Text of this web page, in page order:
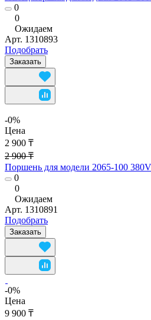
0
0
Ожидаем
Арт. 1310893
Подобрать
Заказать
-0%
Цена
2 900 ₸
2 900 ₸
Поршень для модели 2065-100
0
0
Ожидаем
Арт. 1310891
Подобрать
Заказать
-0%
Цена
9 900 ₸